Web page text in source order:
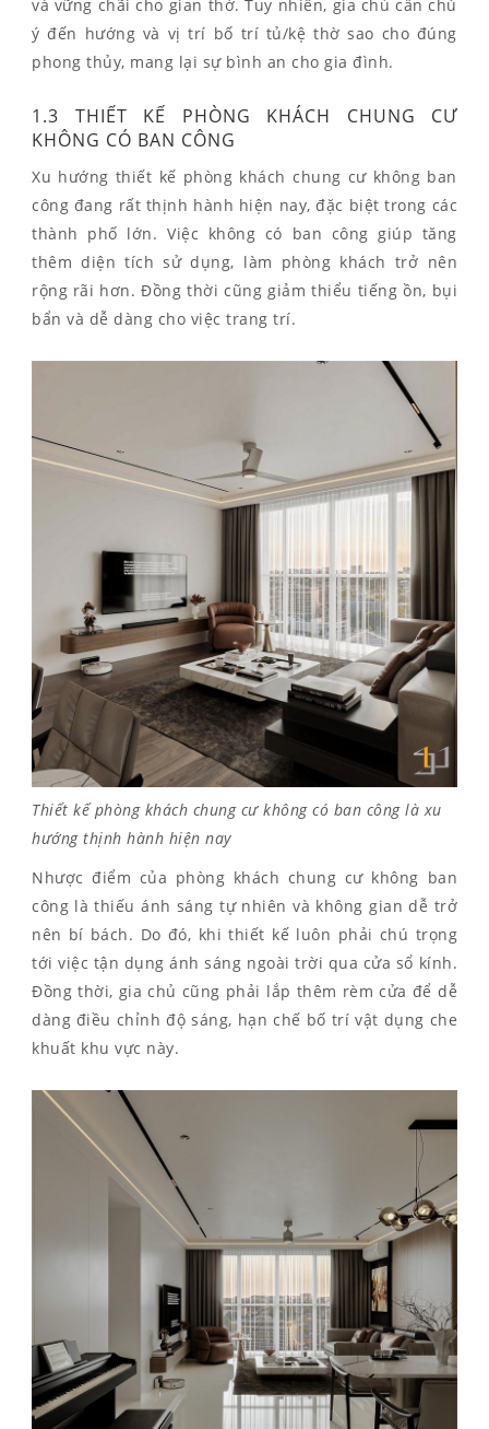
và vững chãi cho gian thờ. Tuy nhiên, gia chủ cần chú
ý đến hướng và vị trí bố trí tủ/kệ thờ sao cho đúng
phong thủy, mang lại sự bình an cho gia đình.
1.3 THIẾT KẾ PHÒNG KHÁCH CHUNG CƯ
KHÔNG CÓ BAN CÔNG
Xu hướng thiết kế phòng khách chung cư không ban
công đang rất thịnh hành hiện nay, đặc biệt trong các
thành phố lớn. Việc không có ban công giúp tăng
thêm diện tích sử dụng, làm phòng khách trở nên
rộng rãi hơn. Đồng thời cũng giảm thiểu tiếng ồn, bụi
bẩn và dễ dàng cho việc trang trí.
Thiết kế phòng khách chung cư không có ban công là xu
hướng thịnh hành hiện nay
Nhược điểm của phòng khách chung cư không ban
công là thiếu ánh sáng tự nhiên và không gian dễ trở
nên bí bách. Do đó, khi thiết kế luôn phải chú trọng
tới việc tận dụng ánh sáng ngoài trời qua cửa sổ kính.
Đồng thời, gia chủ cũng phải lắp thêm rèm cửa để dễ
dàng điều chỉnh độ sáng, hạn chế bố trí vật dụng che
khuất khu vực này.